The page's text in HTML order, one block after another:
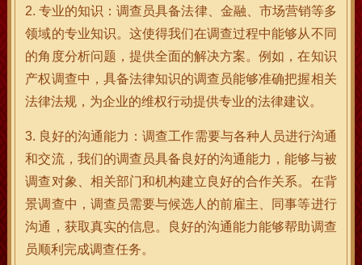
2. 专业的知识：调查员具备法律、金融、市场营销等多
领域的专业知识。这使得我们在调查过程中能够从不同
的角度分析问题，提供全面的解决方案。例如，在知识
产权调查中，具备法律知识的调查员能够准确把握相关
法律法规，为企业的维权行动提供专业的法律建议。
3. 良好的沟通能力：调查工作需要与各种人员进行沟通
和交流，我们的调查员具备良好的沟通能力，能够与被
调查对象、相关部门和机构建立良好的合作关系。在背
景调查中，调查员需要与候选人的前雇主、同事等进行
沟通，获取真实的信息。良好的沟通能力能够帮助调查
员顺利完成调查任务。